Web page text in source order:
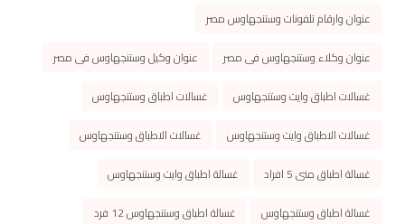
عنوان وارقام تلفونات وستنجهاوس مصر
عنوان وكلاء وستنجهاوس فى مصر
عنوان وكيل وستنجهاوس فى مصر
غسالات اطباق وايت وستنجهاوس
غسالات اطباق وستنجهاوس
غسالات الاطباق وايت وستنجهاوس
غسالات الاطباق وستنجهاوس
غسالة اطباق منى 5 افراد
غسالة اطباق وايت وستنجهاوس
غسالة اطباق وستنجهاوس
غسالة اطباق وستنجهاوس 12 فرد